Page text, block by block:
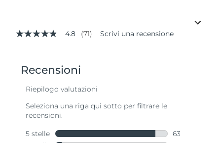
4.8
valore
valutazione
Read
Stesso
4.8 (71) Scrivi una recensione